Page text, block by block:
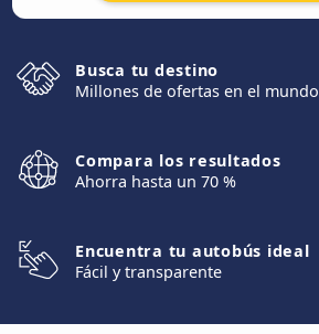
Busca tu destino
Millones de ofertas en el mundo
Compara los resultados
Ahorra hasta un 70 %
Encuentra tu autobús ideal
Fácil y transparente